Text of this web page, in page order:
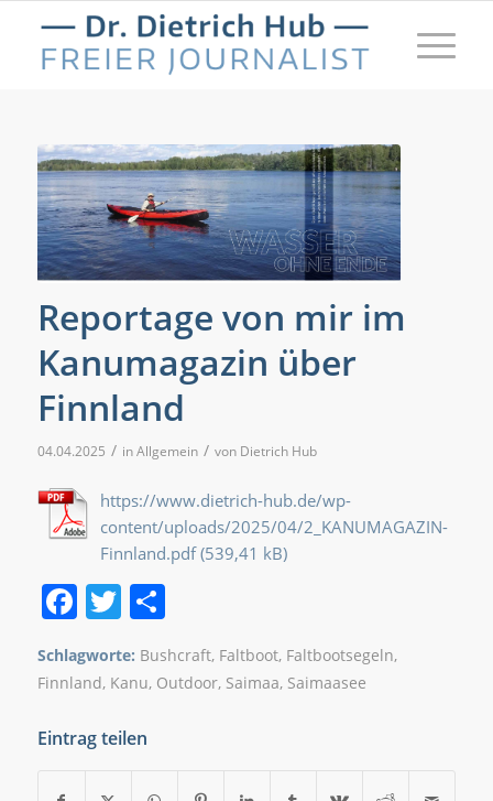
Reportage von mir im
Kanumagazin über
Finnland
04.04.2025 / inAllgemein / von Dietrich Hub
https://www.dietrich-hub.de/wp-
content/uploads/2025/04/2_KANUMAGAZIN-
Finnland.pdf
Facebook
Twitter
Teilen
Schlagworte: Bushcraft, Faltboot, Faltbootsegeln,
Finnland, Kanu, Outdoor, Saimaa, Saimaasee
Eintrag teilen